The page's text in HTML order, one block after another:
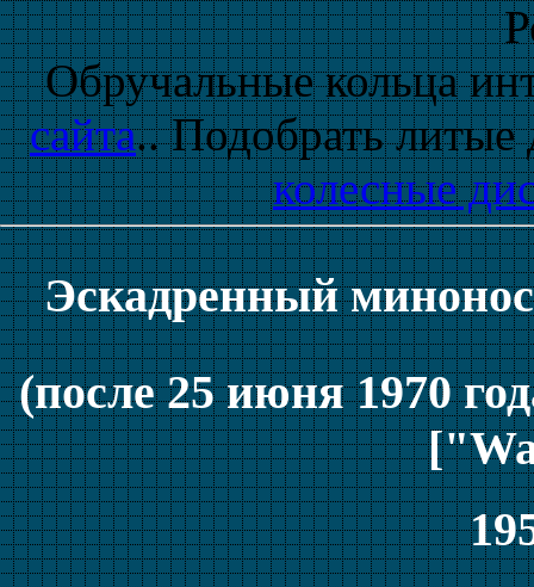
Обручальные кольца
сайта.. Подобрать литые
колесные
Эскадренный
(после 25 июня 1970